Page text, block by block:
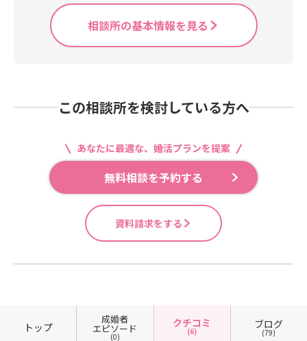
相談所の基本情報を見る
この相談所を検討している方へ
あなたに最適な、婚活プランを提案
無料相談を予約する
資料請求をする
トップ
成婚者
エピソード
(0)
クチコミ
(6)
ブログ
(79)